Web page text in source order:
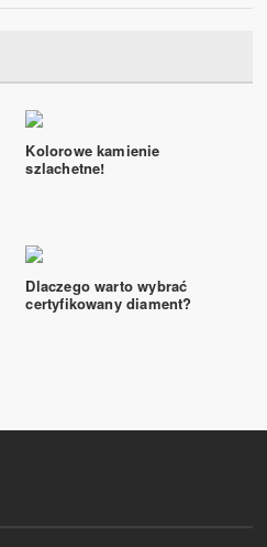
Kolorowe kamienie
szlachetne!
Dlaczego warto wybrać
certyfikowany diament?